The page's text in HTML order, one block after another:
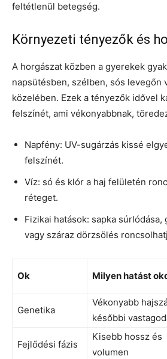
feltétlenül betegség.
Környezeti tényezők és
A horgászat közben a gyerekek
napsütésben, szélben, sós levegőn
közelében. Ezek a tényezők idővel
felszínét, ami vékonyabbnak,
Napfény: UV-sugárzás kissé
felszínét.
Víz: só és klór a haj felületén
réteget.
Fizikai hatások: sapka
vagy száraz dörzsölés
Ok Milyen hatást
Genetika
Vékonyabb
későbbi
Fejlődési fázis
Kisebb hossz és
volumen